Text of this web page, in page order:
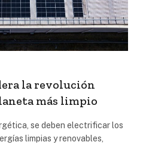
la revolución
más limpio
se deben electrificar los
limpias y renovables,